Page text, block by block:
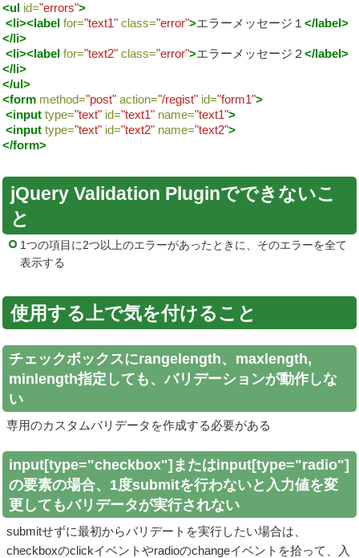
<ul id="errors">
<li><label for="text1" class="error">エラーメッセージ１ </label>
</li>
<li><label for="text2" class="error">エラーメッセージ２ </label>
</li>
</ul>
<form method="post" action="/regist" id="form1">
<input type="text" id="text1" name="text1">
<input type="text" id="text2" name="text2">
</form>
jQuery Validation Pluginでできないこ
と
1つの項目に2つ以上のエラーがあったときに、そのエラーを全て
表示する
使用する上で気を付けること
チェックボックスにrangelength、maxlength,
minlength指定しても、バリデーションが動作しな
い
専用のカスタムバリデータを作成する必要がある
input[type="checkbox"]またはinput[type="radio"]
の要素の場合、1度submitを行わないと入力値を変
更してもバリデータが実行されない
submitせずに最初からバリデートを実行したい場合は、
checkboxのclickイベントやradioのchangeイベントを拾って、入